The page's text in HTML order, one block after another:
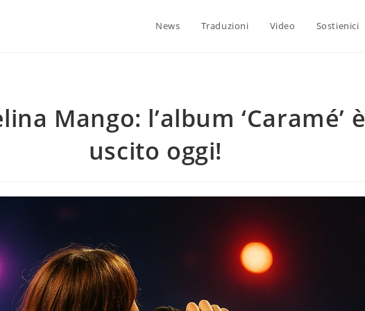
News Traduzioni Video Sostienici
Mango: l’album ‘Caramé’ è
uscito oggi!